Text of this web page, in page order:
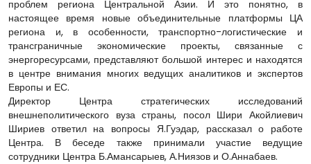
проблем региона Центральной Азии. И это понятно, в
настоящее время новые объединительные платформы ЦА
региона и, в особенности, транспортно-логистические и
трансграничные экономические проекты, связанные с
энергоресурсами, представляют большой интерес и находятся
в центре внимания многих ведущих аналитиков и экспертов
Европы и ЕС.
Директор Центра стратегических исследований
внешнеполитического вуза страны, посол Шири Акойлиевич
Шириев ответил на вопросы Я.Гуэдар, рассказал о работе
Центра. В беседе также принимали участие ведущие
сотрудники Центра Б.Амансарыев, А.Ниязов и О.Аннабаев.